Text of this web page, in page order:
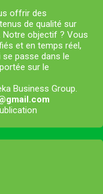
offrir des
de qualité sur
Notre objectif ? Vous
et en temps réel,
passe dans le
sur le
Business Group.